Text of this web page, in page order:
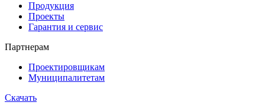
Продукция
Проекты
Гарантия и сервис
Партнерам
Проектировщикам
Муниципалитетам
Скачать